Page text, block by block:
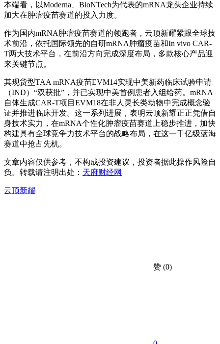
本端看，以Moderna、BioNTech为代表的mRNA龙头企业持续
加大在肿瘤疫苗赛道的投入力度。
作为国内mRNA肿瘤疫苗赛道的领跑者，云顶新耀紧跟全球技
术前沿，依托国际领先的自研mRNA肿瘤疫苗和In vivo CAR-
T两大技术平台，在前沿方向完成深度布局，多款核心产品迎
来关键节点。
其现货型TAA mRNA疫苗EVM14实现中美新药临床试验申请
（IND）“双获批”，并已实现中美首例患者入组给药。mRNA
自体生成CAR-T项目EVM18在非人灵长类动物中完成概念验
证并推进临床开发。这一系列进展，表明云顶新耀正正凭借自
身技术实力，在mRNA个性化肿瘤疫苗赛道上稳步推进，加快
构建具有全球竞争力技术平台的战略布局，在这一千亿级蓝海
赛道中抢占先机。
文章内容仅供参考，不构成投资建议，投资者据此操作风险自
负。转载请注明出处： 天府财经网
云顶新耀
赞 (0)